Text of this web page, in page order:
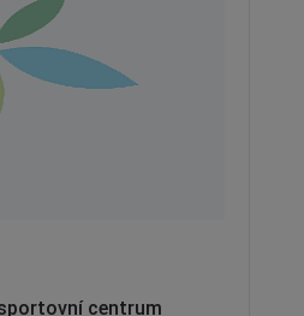
centrum